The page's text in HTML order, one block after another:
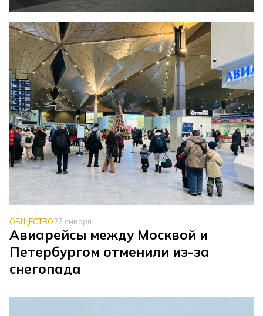
ОБЩЕСТВО27 января
Авиарейсы между Москвой и
Петербургом отменили из-за
снегопада